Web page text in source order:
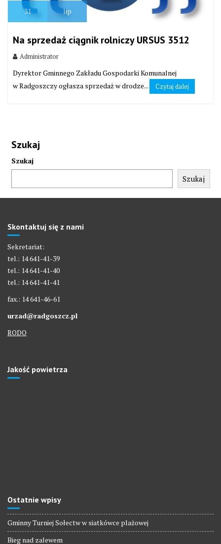
31 lip
Na sprzedaż ciągnik rolniczy URSUS 3512
Administrator
Dyrektor Gminnego Zakładu Gospodarki Komunalnej
w Radgoszczy ogłasza sprzedaż w drodze...
Czytaj dalej
Szukaj
Szukaj
Szukaj
Skontaktuj się z nami
Sekretariat:
tel.: 14 641-41-39
tel.: 14 641-41-40
tel.: 14 641-41-41
fax.: 14 641-46-61
urzad@radgoszcz.pl
RODO
Jakość powietrza
Ostatnie wpisy
Gminny Turniej Sołectw w siatkówce plażowej
Bieg nad zalewem